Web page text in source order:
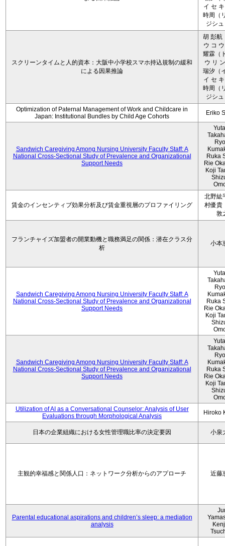
イ セ
時周（
ジシ
スクリーンタイムと人的資本：大阪中小学校スマホ持込規制の緩和
による因果推論
胡 彭航
ウ コ
耀霖（
ウ リ
瑞汐（
イ セ
時周（
ジシ
Optimization of Paternal Management of Work and Childcare in
Japan: Institutional Bundles by Child Age Cohorts
Eriko
Sandwich Caregiving Among Nursing University Faculty Staff: A
National Cross-Sectional Study of Prevalence and Organizational
Support Needs
Ruka
Rie
Koji
賃金のインセンティブ効果分析及び賃金重視層のプロファイリング
北野紘
村優貴
敦
フランチャイズ加盟者の開業動機と職務満足の関係：潜在クラス分
析
小本
Sandwich Caregiving Among Nursing University Faculty Staff: A
National Cross-Sectional Study of Prevalence and Organizational
Support Needs
Ruka
Rie
Koji
Sandwich Caregiving Among Nursing University Faculty Staff: A
National Cross-Sectional Study of Prevalence and Organizational
Support Needs
Ruka
Rie
Koji
Utilization of AI as a Conversational Counselor: Analysis of User
Evaluations through Morphological Analysis
Hiroko
日本の企業組織における女性管理職比率の決定要因 小泉
主観的幸福感と関係人口：ネットワーク分析からのアプローチ 近藤
Parental educational aspirations and children’s sleep: a mediation
analysis